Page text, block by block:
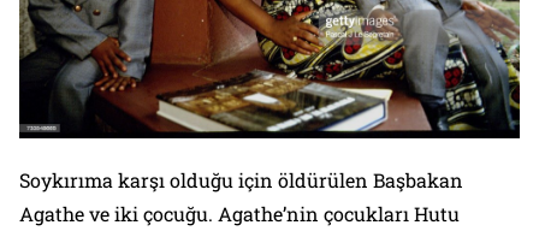
Soykırıma karşı olduğu için öldürülen Başbakan
Agathe ve iki çocuğu. Agathe’nin çocukları Hutu